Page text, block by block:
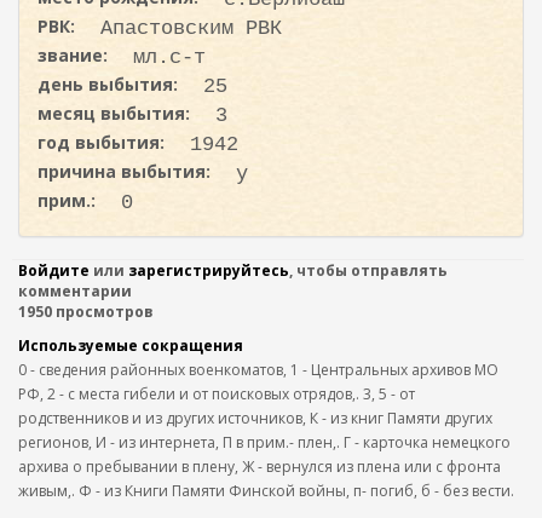
РВК:
Апастовским РВК
звание:
мл.с-т
день выбытия:
25
месяц выбытия:
3
год выбытия:
1942
причина выбытия:
у
прим.:
0
Войдите или зарегистрируйтесь, чтобы отправлять
комментарии
1950 просмотров
Используемые сокращения
0 - сведения районных военкоматов, 1 - Центральных архивов МО
РФ, 2 - с места гибели и от поисковых отрядов,. 3, 5 - от
родственников и из других источников, К - из книг Памяти других
регионов, И - из интернета, П в прим.- плен,. Г - карточка немецкого
архива о пребывании в плену, Ж - вернулся из плена или с фронта
живым,. Ф - из Книги Памяти Финской войны, п- погиб, б - без вести.